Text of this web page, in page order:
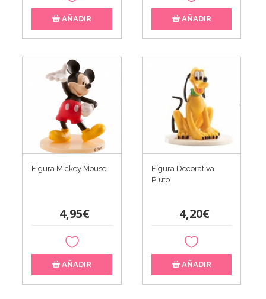
AÑADIR AÑADIR
Figura Mickey Mouse
4,95€
AÑADIR
Figura Decorativa
Pluto
4,20€
AÑADIR